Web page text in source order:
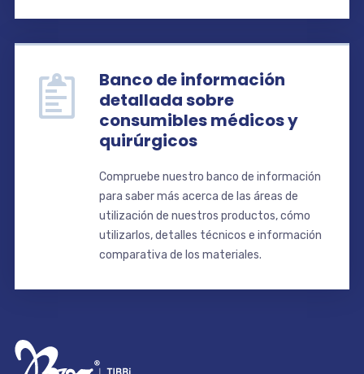
Banco de información
detallada sobre
consumibles médicos y
quirúrgicos
Compruebe nuestro banco de información
para saber más acerca de las áreas de
utilización de nuestros productos, cómo
utilizarlos, detalles técnicos e información
comparativa de los materiales.